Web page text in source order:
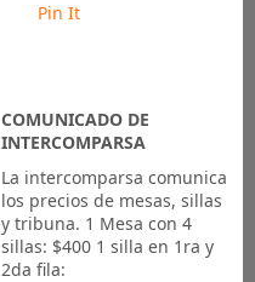
Pin It
COMUNICADO DE
INTERCOMPARSA
La intercomparsa comunica
los precios de mesas, sillas
y tribuna. 1 Mesa con 4
sillas: $400 1 silla en 1ra y
2da fila: